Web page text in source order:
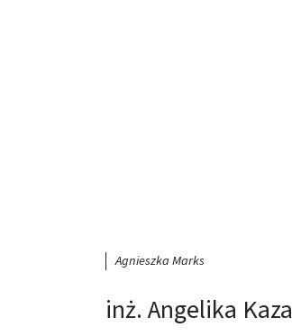
Agnieszka Marks
inż. Angelika Kaza